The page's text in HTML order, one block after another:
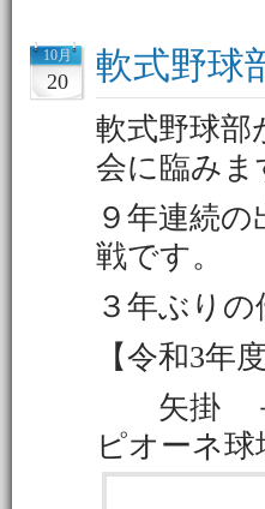
10月
20 軟式野球
軟式野球部
会に臨みま
９年連続
戦です。
３年ぶり
【令和3年
矢掛 －
ピオーネ球